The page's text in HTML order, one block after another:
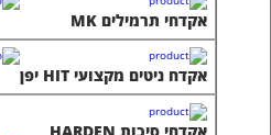
אקדחי תרמילים MK
אקדח ניטים מקצועי HIT יפן